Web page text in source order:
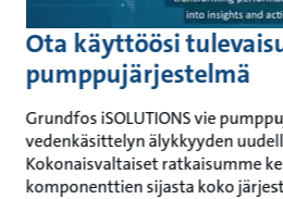
Ota käyttöösi
pumppujärjestelmä
Grundfos iSOLUTIONS vie
vedenkäsittelyn älykkyyden
Kokonaisvaltaiset ratkaisumme
komponenttien sijasta koko